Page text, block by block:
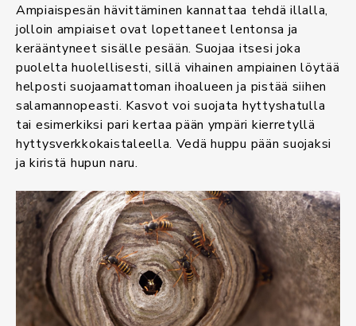
Ampiaispesän hävittäminen kannattaa tehdä illalla,
jolloin ampiaiset ovat lopettaneet lentonsa ja
kerääntyneet sisälle pesään. Suojaa itsesi joka
puolelta huolellisesti, sillä vihainen ampiainen löytää
helposti suojaamattoman ihoalueen ja pistää siihen
salamannopeasti. Kasvot voi suojata hyttyshatulla
tai esimerkiksi pari kertaa pään ympäri kierretyllä
hyttysverkkokaistaleella. Vedä huppu pään suojaksi
ja kiristä hupun naru.